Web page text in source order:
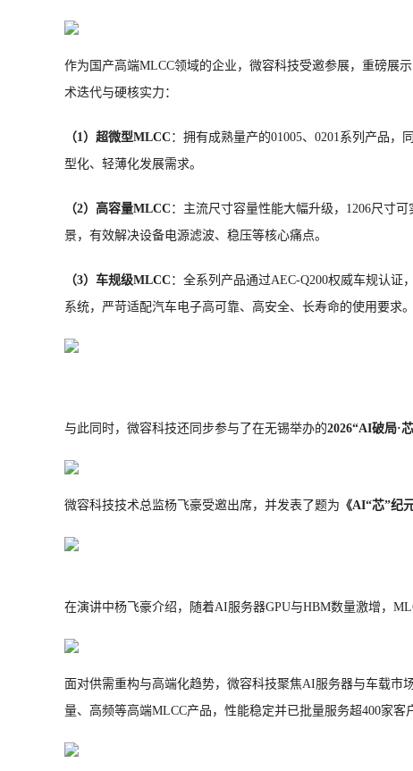
作为国产高端MLCC领域的企业，微容科技受邀参展，重磅展
术迭代与硬核实力：
（1）超微型MLCC ：拥有成熟量产的01005、0201系列产品
型化、轻薄化发展需求。
（2）高容量MLCC ：主流尺寸容量性能大幅升级，1206尺寸
景，有效解决设备电源滤波、稳压等核心痛点。
（3）车规级MLCC ：全系列产品通过AEC-Q200权威车规认证
系统，严苛适配汽车电子高可靠、高安全、长寿命的使用要求。
与此同时，微容科技还同步参与了在无锡举办的2026“AI破局·
微容科技技术总监杨飞豪受邀出席，并发表了题为 《AI“芯”纪
在演讲中杨飞豪介绍，随着AI服务器GPU与HBM数量激增，
面对供需重构与高端化趋势，微容科技聚焦AI服务器与车载市
量、高频等高端MLCC产品，性能稳定并已批量服务超400家客